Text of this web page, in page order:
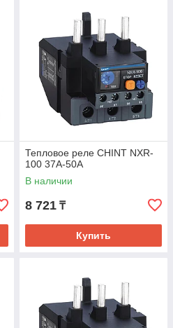
Тепловое реле CHINT NXR-
100 37A-50A
В наличии
8 721 ₸
Купить